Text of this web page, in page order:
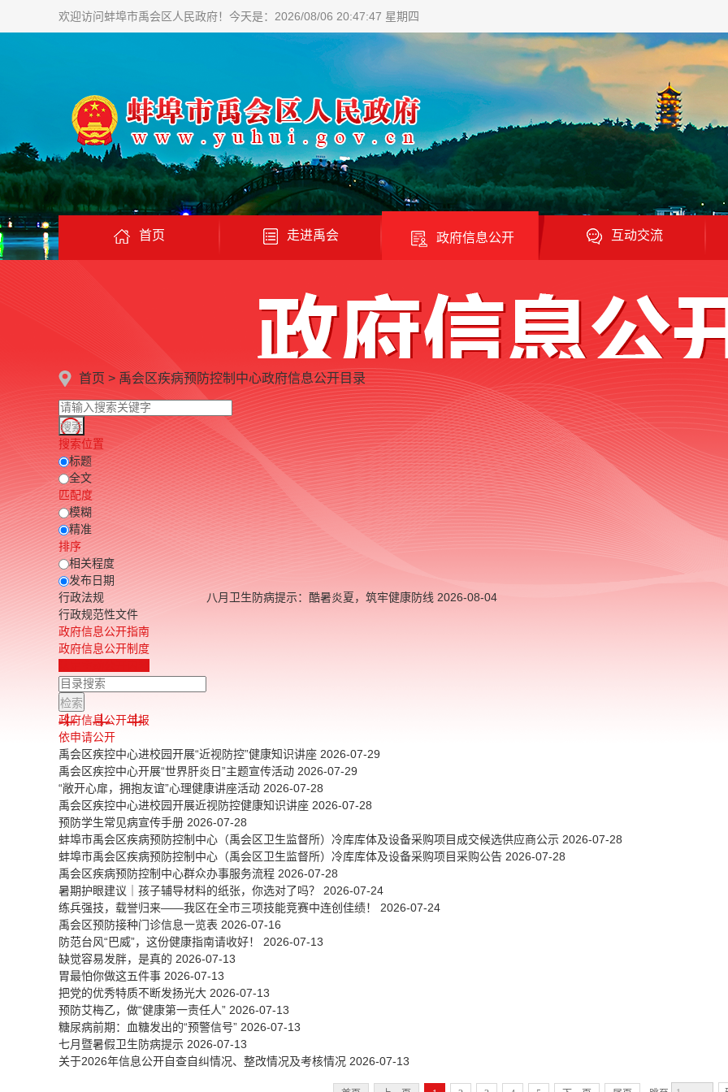
欢迎访问蚌埠市禹会区人民政府！ 今天是：2026/08/06 20:47:48 星期四
首页 走进禹会 政府信息公开 互动交流
首页 > 禹会区疾病预防控制中心政府信息公开目录
搜索位置
标题
全文
匹配度
模糊
精准
排序
相关程度
发布日期
行政法规
行政规范性文件
政府信息公开指南
政府信息公开制度
政府信息公开年报
依申请公开
八月卫生防病提示：酷暑炎夏，筑牢健康防线 2026-08-04
禹会区疾控中心进校园开展“近视防控”健康知识讲座 2026-07-29
禹会区疾控中心开展“世界肝炎日”主题宣传活动 2026-07-29
“敞开心扉，拥抱友谊”心理健康讲座活动 2026-07-28
禹会区疾控中心进校园开展近视防控健康知识讲座 2026-07-28
预防学生常见病宣传手册 2026-07-28
蚌埠市禹会区疾病预防控制中心（禹会区卫生监督所）冷库库体及设备采购项目成交候选供应商公示 2026-07-28
蚌埠市禹会区疾病预防控制中心（禹会区卫生监督所）冷库库体及设备采购项目采购公告 2026-07-28
禹会区疾病预防控制中心群众办事服务流程 2026-07-28
暑期护眼建议｜孩子辅导材料的纸张，你选对了吗？ 2026-07-24
练兵强技，载誉归来——我区在全市三项技能竞赛中连创佳绩！ 2026-07-24
禹会区预防接种门诊信息一览表 2026-07-16
防范台风“巴威”，这份健康指南请收好！ 2026-07-13
缺觉容易发胖，是真的 2026-07-13
胃最怕你做这五件事 2026-07-13
把党的优秀特质不断发扬光大 2026-07-13
预防艾梅乙，做“健康第一责任人” 2026-07-13
糖尿病前期：血糖发出的“预警信号” 2026-07-13
七月暨暑假卫生防病提示 2026-07-13
关于2026年信息公开自查自纠情况、整改情况及考核情况 2026-07-13